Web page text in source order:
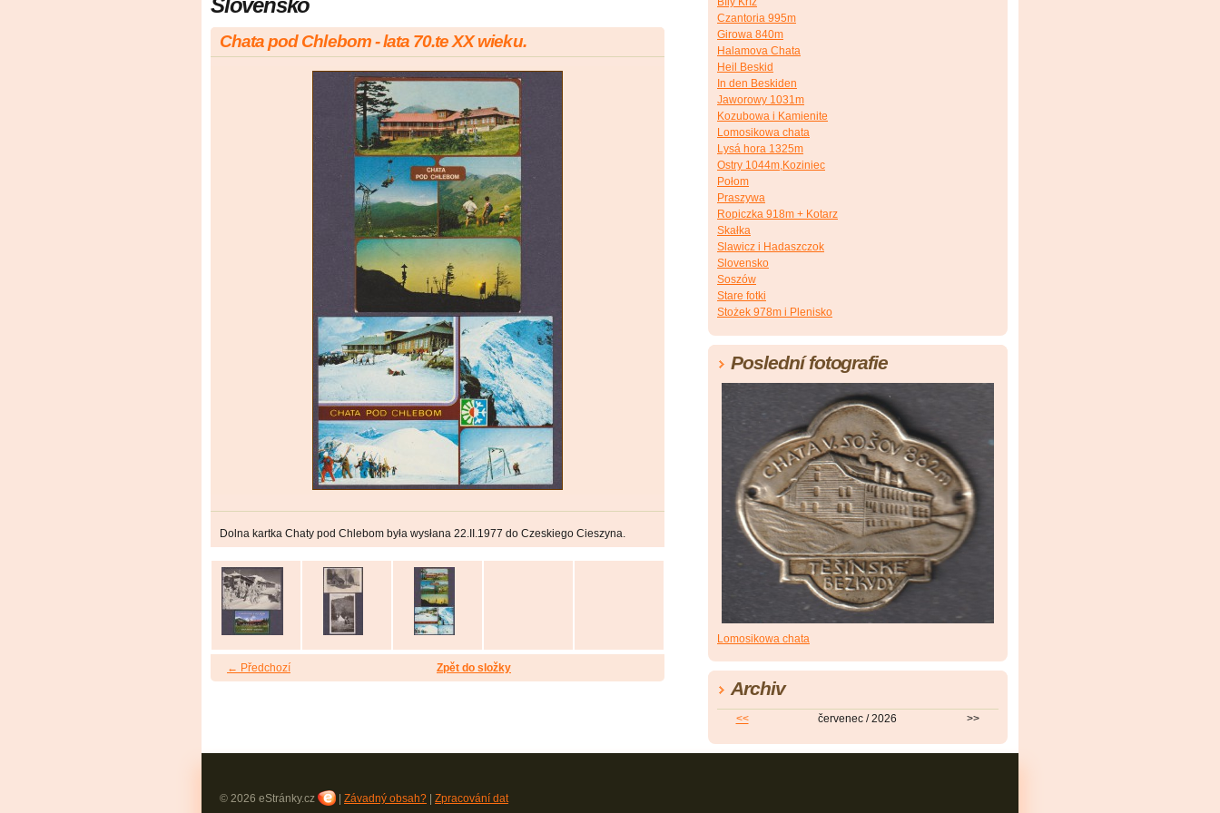
Slovensko
Chata pod Chlebom - lata 70.te XX wieku.
Dolna kartka Chaty pod Chlebom była wysłana 22.II.1977 do Czeskiego Cieszyna.
← Předchozí Zpět do složky
Czantoria 995m
Girowa 840m
Halamova Chata
Heil Beskid
In den Beskiden
Jaworowy 1031m
Kozubowa i Kamienite
Lomosikowa chata
Lysá hora 1325m
Ostry 1044m,Koziniec
Połom
Praszywa
Ropiczka 918m + Kotarz
Skałka
Slawicz i Hadaszczok
Slovensko
Soszów
Stare fotki
Stożek 978m i Plenisko
Poslední fotografie
Lomosikowa chata
Archiv
<< červenec / 2026 >>
© 2026 eStránky.cz Závadný obsah? Zpracování dat